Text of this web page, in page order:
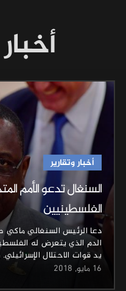
أخبار وتقارير
السنغال تدعو الأمم
الفلسطينيين
دعا الرئيس السنغالي ماكي
الدم الذي يتعرض له
يد قوات الاحتلال
16 مايو, 2018